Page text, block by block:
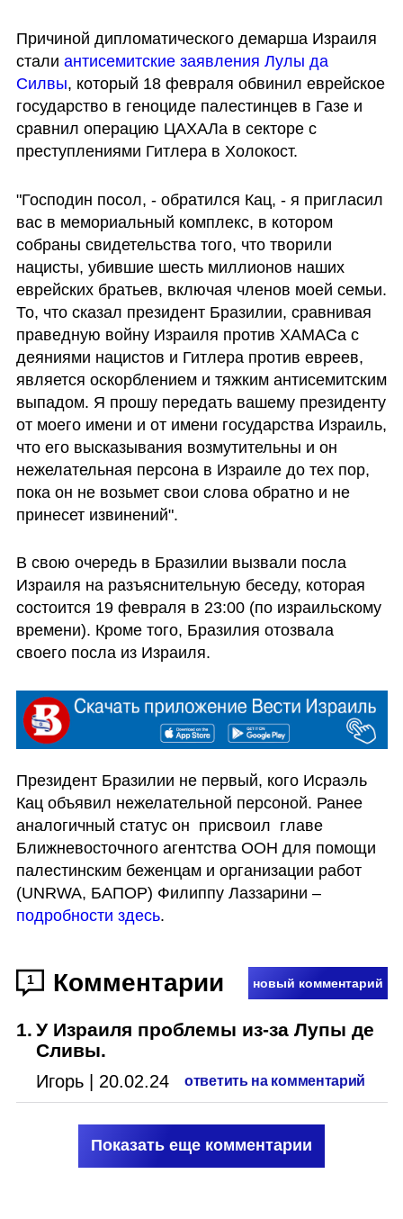
Причиной дипломатического демарша Израиля
стали антисемитские заявления Лулы да
Силвы, который 18 февраля обвинил еврейское
государство в геноциде палестинцев в Газе и
сравнил операцию ЦАХАЛа в секторе с
преступлениями Гитлера в Холокост.
"Господин посол, - обратился Кац, - я пригласил
вас в мемориальный комплекс, в котором
собраны свидетельства того, что творили
нацисты, убившие шесть миллионов наших
еврейских братьев, включая членов моей семьи.
То, что сказал президент Бразилии, сравнивая
праведную войну Израиля против ХАМАСа с
деяниями нацистов и Гитлера против евреев,
является оскорблением и тяжким антисемитским
выпадом. Я прошу передать вашему президенту
от моего имени и от имени государства Израиль,
что его высказывания возмутительны и он
нежелательная персона в Израиле до тех пор,
пока он не возьмет свои слова обратно и не
принесет извинений".
В свою очередь в Бразилии вызвали посла
Израиля на разъяснительную беседу, которая
состоится 19 февраля в 23:00 (по израильскому
времени). Кроме того, Бразилия отозвала
своего посла из Израиля.
Президент Бразилии не первый, кого Исраэль
Кац объявил нежелательной персоной. Ранее
аналогичный статус он  присвоил  главе
Ближневосточного агентства ООН для помощи
палестинским беженцам и организации работ
(UNRWA, БАПОР) Филиппу Лаззарини –
подробности здесь.
1 Комментарии новый комментарий
1. У Израиля проблемы из-за Лупы де
Сливы.
Игорь | 20.02.24 ответить на комментарий
Показать еще комментарии